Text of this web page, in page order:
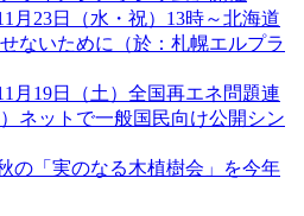
月23日（水・祝）13時～北海道
ないために（於：札幌エルプラ
月19日（土）全国再エネ問題連
ネットで一般国民向け公開シン
の「実のなる木植樹会」を今年